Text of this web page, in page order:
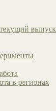
выпуск
в регионах